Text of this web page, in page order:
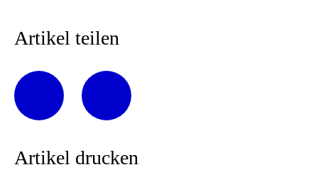
Artikel teilen
Artikel drucken